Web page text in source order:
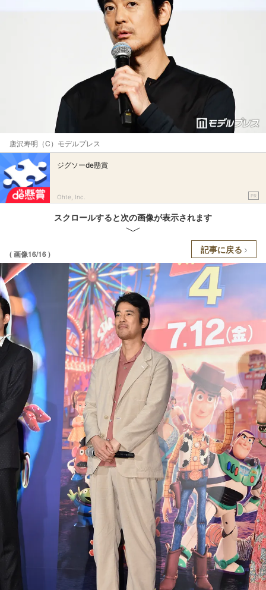
唐沢寿明（C）モデルプレス
ジグソーde懸賞
Ohte, Inc. PR
スクロールすると次の画像が表示されます
( 画像16/16 ) 記事に戻る